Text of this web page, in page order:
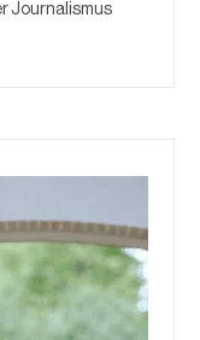
Journalismus